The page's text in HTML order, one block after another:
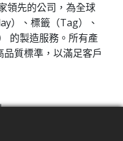
領先的公司，為全球
）、標籤（Tag）、
的製造服務。所有產
品質標準，以滿足客戶
18000-63